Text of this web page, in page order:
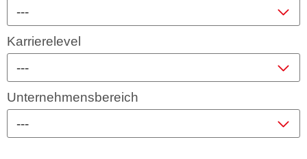
---
Karrierelevel
---
Unternehmensbereich
---